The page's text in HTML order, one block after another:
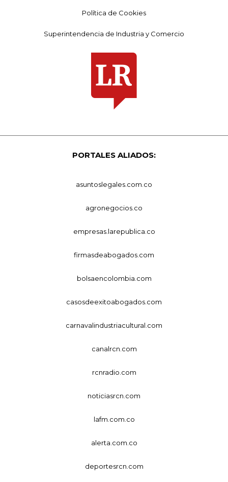
Política de Cookies
Superintendencia de Industria y Comercio
PORTALES ALIADOS:
asuntoslegales.com.co
agronegocios.co
empresas.larepublica.co
firmasdeabogados.com
bolsaencolombia.com
casosdeexitoabogados.com
carnavalindustriacultural.com
canalrcn.com
rcnradio.com
noticiasrcn.com
lafm.com.co
alerta.com.co
deportesrcn.com